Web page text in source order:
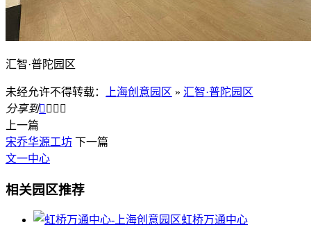
汇智·普陀园区
未经允许不得转载： 上海创意园区 » 汇智·普陀园区
分享到   
上一篇
宋乔华源工坊 下一篇
文一中心
相关园区推荐
虹桥万通中心